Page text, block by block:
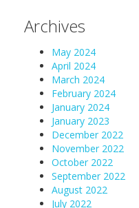
Archives
May 2024
April 2024
March 2024
February 2024
January 2024
January 2023
December 2022
November 2022
October 2022
September 2022
August 2022
July 2022